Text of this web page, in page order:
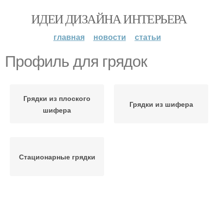
ИДЕИ ДИЗАЙНА ИНТЕРЬЕРА
главная новости статьи
Профиль для грядок
Грядки из плоского
шифера
Грядки из шифера
Стационарные грядки